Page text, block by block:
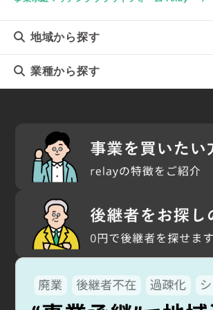
地域から探す
業種から探す